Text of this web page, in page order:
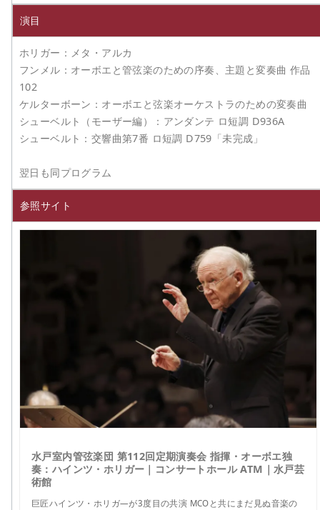
演目
ホリガー：メタ・アルカ
フンメル：オーボエと管弦楽のための序奏、主題と変奏曲 作品
102
ケルターボーン：オーボエと弦楽オーケストラのための変奏曲
シューベルト（モーザー編）：アンダンテ ロ短調 D936A
シューベルト：交響曲第7番 ロ短調 D759「未完成」
翌日も同プログラム
参照サイト
水戸室内管弦楽団 第112回定期演奏会 指揮・オーボエ独
奏：ハインツ・ホリガー｜コンサートホール ATM｜水戸芸
術館
巨匠ハインツ・ホリガ―が3度目の共演 MCOと共にまだ見ぬ音楽の